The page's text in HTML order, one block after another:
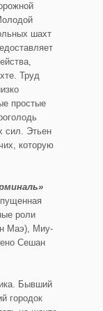
шахт
Труд
простые
сил. Этьен
которую
роли
Маэ), Миу-
Сешан
Бывший
городок